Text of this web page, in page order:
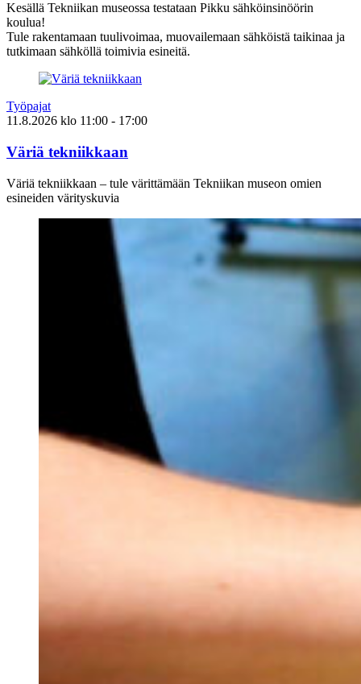
Kesällä Tekniikan museossa testataan Pikku sähköinsinöörin
koulua!
Tule rakentamaan tuulivoimaa, muovailemaan sähköistä taikinaa ja
tutkimaan sähköllä toimivia esineitä.
Työpajat
11.8.2026 klo 11:00 - 17:00
Väriä tekniikkaan
Väriä tekniikkaan – tule värittämään Tekniikan museon omien
esineiden värityskuvia